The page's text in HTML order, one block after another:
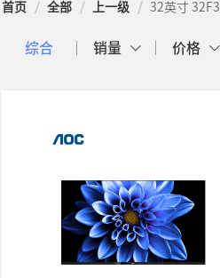
首页 / 全部 / 上一级 / 32英寸 32F3
综合 销量 价格